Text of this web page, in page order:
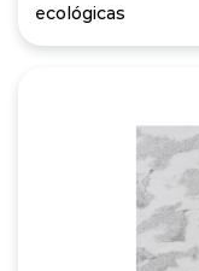
ecológicas